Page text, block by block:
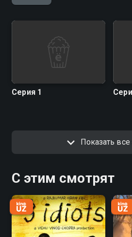
Серия 1
Показать все
С этим смотрят